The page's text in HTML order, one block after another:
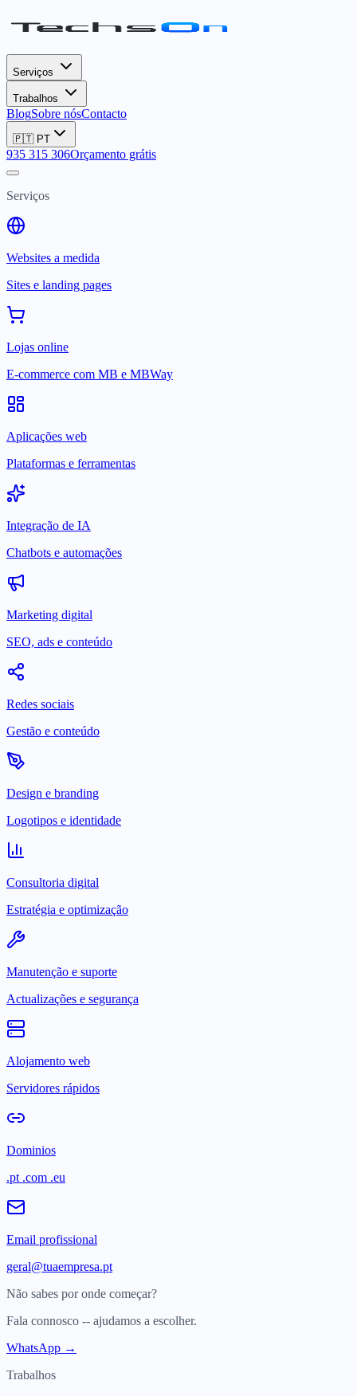
Serviços
Trabalhos
BlogSobre nósContacto
🇵🇹 PT
935 315 306Orçamento grátis
Serviços
Websites a medida
Sites e landing pages
Lojas online
E-commerce com MB e MBWay
Aplicações web
Plataformas e ferramentas
Integração de IA
Chatbots e automações
Marketing digital
SEO, ads e conteúdo
Redes sociais
Gestão e conteúdo
Design e branding
Logotipos e identidade
Consultoria digital
Estratégia e optimização
Manutenção e suporte
Actualizações e segurança
Alojamento web
Servidores rápidos
Dominios
.pt .com .eu
Email profissional
geral@tuaempresa.pt
Não sabes por onde começar?
Fala connosco -- ajudamos a escolher.
WhatsApp →
Trabalhos